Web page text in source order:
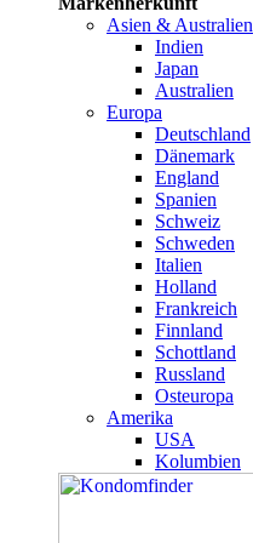
Asien & Australien
Indien
Japan
Australien
Europa
Deutschland
Dänemark
England
Spanien
Schweiz
Schweden
Italien
Holland
Frankreich
Finnland
Schottland
Russland
Osteuropa
Amerika
USA
Kolumbien